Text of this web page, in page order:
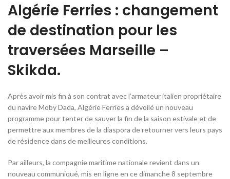
Algérie Ferries : changement
de destination pour les
traversées Marseille –
Skikda.
Après avoir mis fin à son contrat avec l’armateur italien propriétaire
du navire Moby Dada, Algérie Ferries a dévoilé un nouveau
programme pour tenter de sauver la fin de la saison estivale et de
permettre aux membres de la diaspora de retourner vers leurs pays
de résidence dans de meilleures conditions.
Par ailleurs, la compagnie maritime nationale revient dans un
nouveau communiqué, mis en ligne en ce dimanche 8 septembre